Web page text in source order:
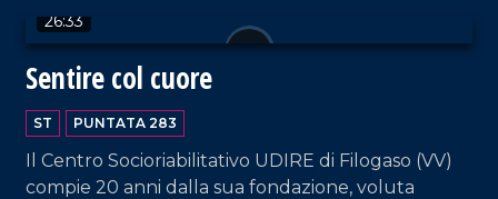
26:33
Sentire col cuore
ST PUNTATA 283
Il Centro Socioriabilitativo UDIRE di Filogaso (VV)
compie 20 anni dalla sua fondazione, voluta
VAI AL TITOLO